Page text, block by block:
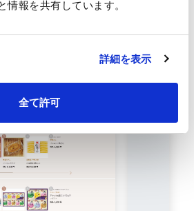
情報を共有しています。
詳細を表示
全て許可